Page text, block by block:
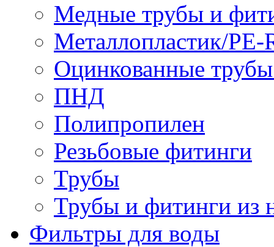
Медные трубы и
Металлопластик/
Оцинкованные
ПНД
Полипропилен
Резьбовые фитинги
Трубы
Трубы и фитинги из
Фильтры для воды